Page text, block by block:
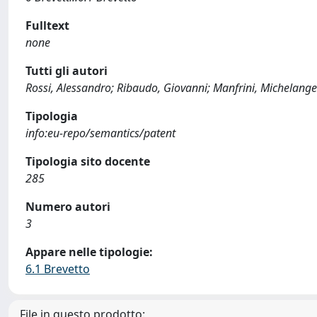
Fulltext
none
Tutti gli autori
Rossi, Alessandro; Ribaudo, Giovanni; Manfrini,
Tipologia
info:eu-repo/semantics/patent
Tipologia sito docente
285
Numero autori
3
Appare nelle tipologie:
6.1 Brevetto